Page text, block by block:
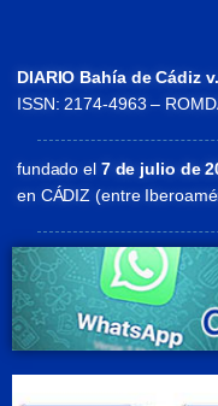
DIARIO Bahía de Cádiz
ISSN: 2174-4963 –
fundado el7 de julio de
en CÁDIZ (entre